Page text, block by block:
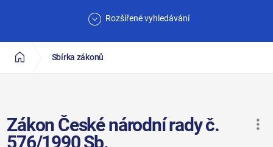
Rozšířené vyhledávání
Sbírka zákonů
Zákon České národní rady č.
576/1990 Sb.